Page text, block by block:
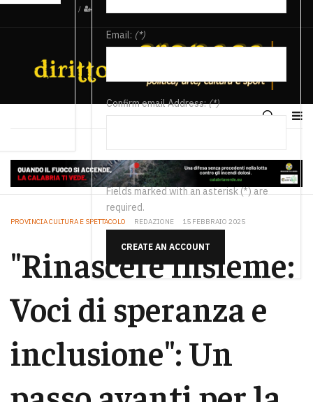
/
Email: (*)
Confirm email Address:(*)
Fields marked with an asterisk (*) are
required.
CREATE AN ACCOUNT
PROVINCIA CULTURA E SPETTACOLO REDAZIONE 15 FEBBRAIO 2025
"Rinascere insieme:
Voci di speranza e
inclusione": Un